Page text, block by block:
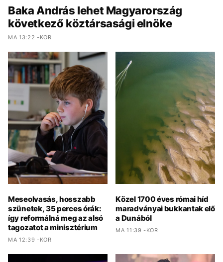
Baka András lehet Magyarország
következő köztársasági elnöke
MA 13:22 -KOR
Meseolvasás, hosszabb
szünetek, 35 perces órák:
így reformálná meg az alsó
tagozatot a minisztérium
MA 12:39 -KOR
Közel 1700 éves római híd
maradványai bukkantak elő
a Dunából
MA 11:39 -KOR